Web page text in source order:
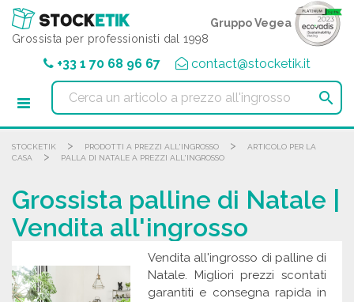
Grossista per professionisti dal 1998
Gruppo Vegea
+33 1 70 68 96 67 contact@stocketik.it

STOCKETIK > PRODOTTI A PREZZI ALL'INGROSSO >
ARTICOLO PER LA
CASA
> PALLA DI NATALE A PREZZI ALL'INGROSSO
Grossista palline di Natale |
Vendita all'ingrosso
Vendita all'ingrosso di palline di
Natale. Migliori prezzi scontati
garantiti e consegna rapida in
Pannello di gestione dei cookies